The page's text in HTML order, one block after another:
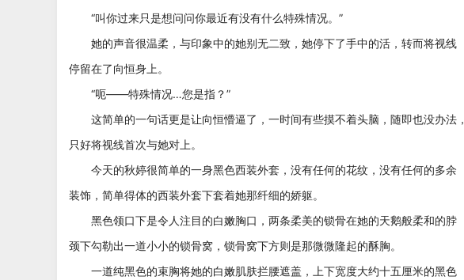
“叫你过来只是想问问你最近有没有什么特殊情况。”
她的声音很温柔，与印象中的她别无二致，她停下了手中的活，转而将视线
停留在了向恒身上。
“呃——特殊情况…您是指？”
这简单的一句话更是让向恒懵逼了，一时间有些摸不着头脑，随即也没办法，
只好将视线首次与她对上。
今天的秋婷很简单的一身黑色西装外套，没有任何的花纹，没有任何的多余
装饰，简单得体的西装外套下套着她那纤细的娇躯。
黑色领口下是令人注目的白嫩胸口，两条柔美的锁骨在她的天鹅般柔和的脖
颈下勾勒出一道小小的锁骨窝，锁骨窝下方则是那微微隆起的酥胸。
一道纯黑色的束胸将她的白嫩肌肤拦腰遮盖，上下宽度大约十五厘米的黑色